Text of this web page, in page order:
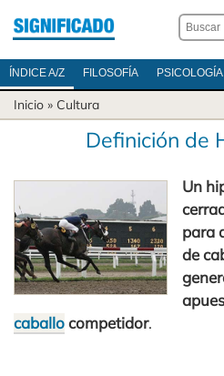
ÍNDICE A/Z FILOSOFÍA PSICOLOGÍA
Inicio » Cultura
Definición de
Un
para
de
caballocompetidor.